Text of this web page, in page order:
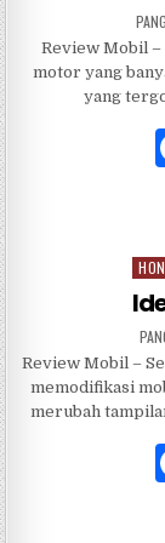
Review Mobil –
motor yang
yang
in
Review Mobil –
memodifikasi
merubah